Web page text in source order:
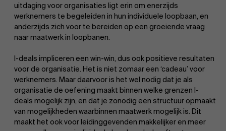
uitdaging voor organisaties ligt erin om enerzijds
werknemers te begeleiden in hun individuele loopbaan, en
anderzijds zich voor te bereiden op een groeiende vraag
naar maatwerk in loopbanen.
I-deals impliceren een win-win, dus ook positieve resultaten
voor de organisatie. Het is niet zomaar een ‘cadeau’ voor
werknemers. Maar daarvoor is het wel nodig dat je als
organisatie de oefening maakt binnen welke grenzen I-
deals mogelijk zijn, en dat je zonodig een structuur opmaakt
van mogelijkheden waarbinnen maatwerk mogelijk is. Dit
maakt het ook voor leidinggevenden makkelijker en meer